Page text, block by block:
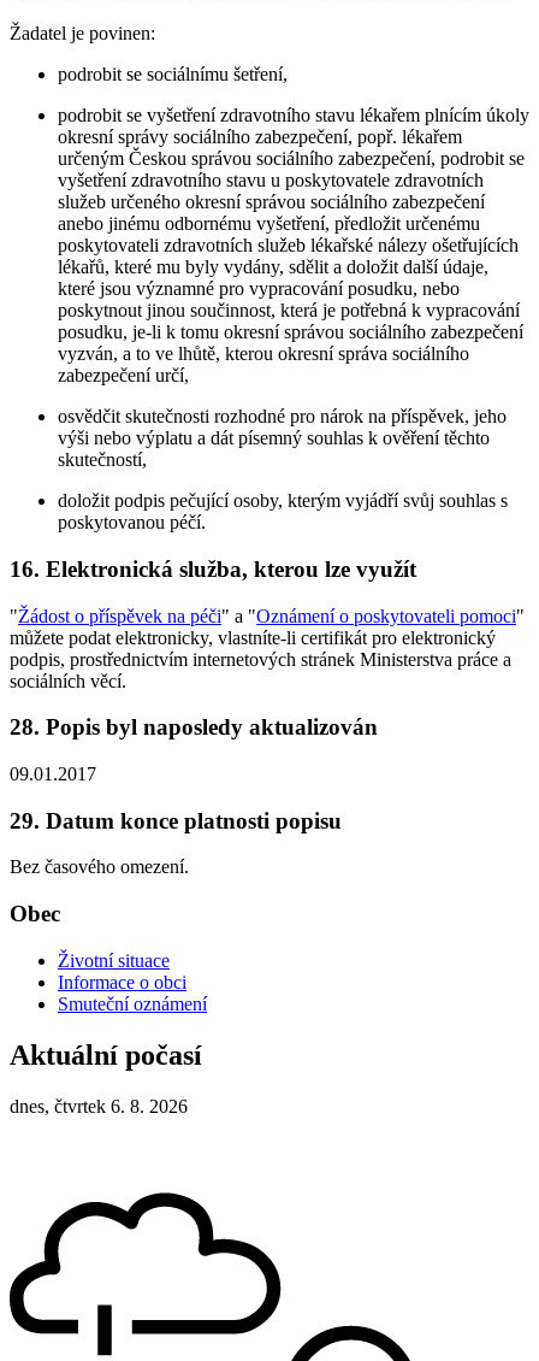
Žadatel je povinen:
podrobit se sociálnímu šetření,
podrobit se vyšetření zdravotního stavu lékařem plnícím úkoly
okresní správy sociálního zabezpečení, popř. lékařem
určeným Českou správou sociálního zabezpečení, podrobit se
vyšetření zdravotního stavu u poskytovatele zdravotních
služeb určeného okresní správou sociálního zabezpečení
anebo jinému odbornému vyšetření, předložit určenému
poskytovateli zdravotních služeb lékařské nálezy ošetřujících
lékařů, které mu byly vydány, sdělit a doložit další údaje,
které jsou významné pro vypracování posudku, nebo
poskytnout jinou součinnost, která je potřebná k vypracování
posudku, je-li k tomu okresní správou sociálního zabezpečení
vyzván, a to ve lhůtě, kterou okresní správa sociálního
zabezpečení určí,
osvědčit skutečnosti rozhodné pro nárok na příspěvek, jeho
výši nebo výplatu a dát písemný souhlas k ověření těchto
skutečností,
doložit podpis pečující osoby, kterým vyjádří svůj souhlas s
poskytovanou péčí.
16. Elektronická služba, kterou lze využít
"Žádost o příspěvek na péči" a "Oznámení o poskytovateli pomoci"
můžete podat elektronicky, vlastníte-li certifikát pro elektronický
podpis, prostřednictvím internetových stránek Ministerstva práce a
sociálních věcí.
28. Popis byl naposledy aktualizován
09.01.2017
29. Datum konce platnosti popisu
Bez časového omezení.
Obec
Životní situace
Informace o obci
Smuteční oznámení
Aktuální počasí
dnes, čtvrtek 6. 8. 2026